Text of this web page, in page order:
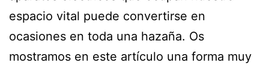
espacio vital puede convertirse en
ocasiones en toda una hazaña. Os
mostramos en este artículo una forma muy